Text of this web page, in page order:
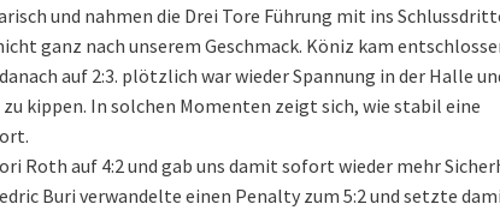
und nahmen die Drei Tore Führung mit ins
ganz nach unserem Geschmack. Köniz kam
auf 2:3. plötzlich war wieder Spannung in der Halle
kippen. In solchen Momenten zeigt sich, wie stabil eine
Roth auf 4:2 und gab uns damit sofort wieder mehr
Buri verwandelte einen Penalty zum 5:2 und setzte